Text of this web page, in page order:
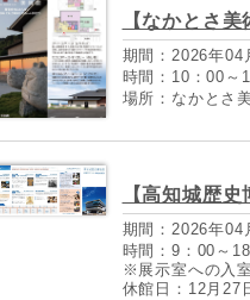
【なかとさ
期間：2026年04
時間：10：00～
場所：なかとさ
【高知城歴
期間：2026年04
時間：9：00～
※展示室への入
休館日：12月27